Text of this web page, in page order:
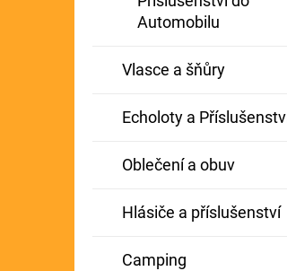
Automobilu
Vlasce a šňůry
Echoloty a
Oblečení a obuv
Hlásiče a příslušenství
Camping